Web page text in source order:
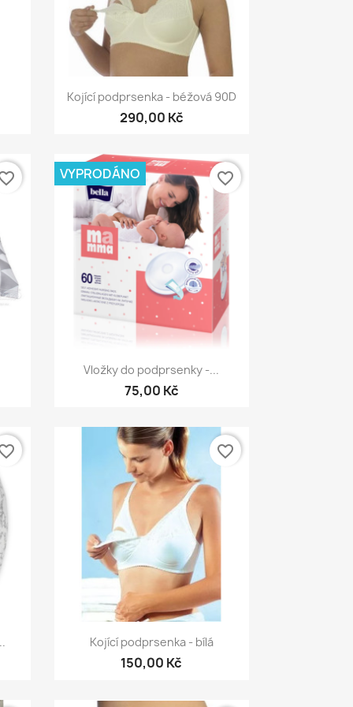
Rychlý náhled
Kojící podprsenka - béžová 90D
290,00 Kč
Rychlý náhled
Vložky do podprsenky -...
75,00 Kč
VYPRODÁNO favorite_border
Rychlý náhled
Kojící podprsenka - bílá
150,00 Kč
favorite_border